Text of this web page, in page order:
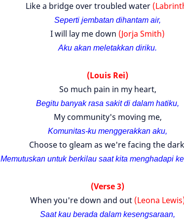
Like a bridge over troubled water
Seperti jembatan dihantam air,
I will lay me down (Jorja Smith)
Aku akan meletakkan diriku.
(Louis Rei)
So much pain in my heart,
Begitu banyak rasa sakit di dalam hatiku,
My community's moving me,
Komunitas-ku menggerakkan aku,
Choose to gleam as we're facing the
Memutuskan untuk berkilau saat kita menghadapi
(Verse 3)
When you're down and out (Leona
Saat kau berada dalam kesengsaraan,